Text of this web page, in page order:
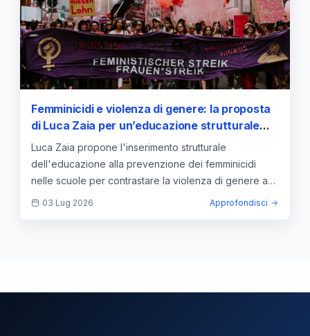
Femminicidi e violenza di genere: la proposta
di Luca Zaia per un’educazione strutturale
nelle scuole
Luca Zaia propone l'inserimento strutturale
dell'educazione alla prevenzione dei femminicidi
nelle scuole per contrastare la violenza di genere a
360 gradi.
03 Lug 2026 Approfondisci